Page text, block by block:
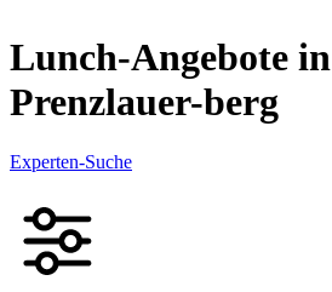
Lunch-Angebote in
Prenzlauer-berg
Experten-Suche